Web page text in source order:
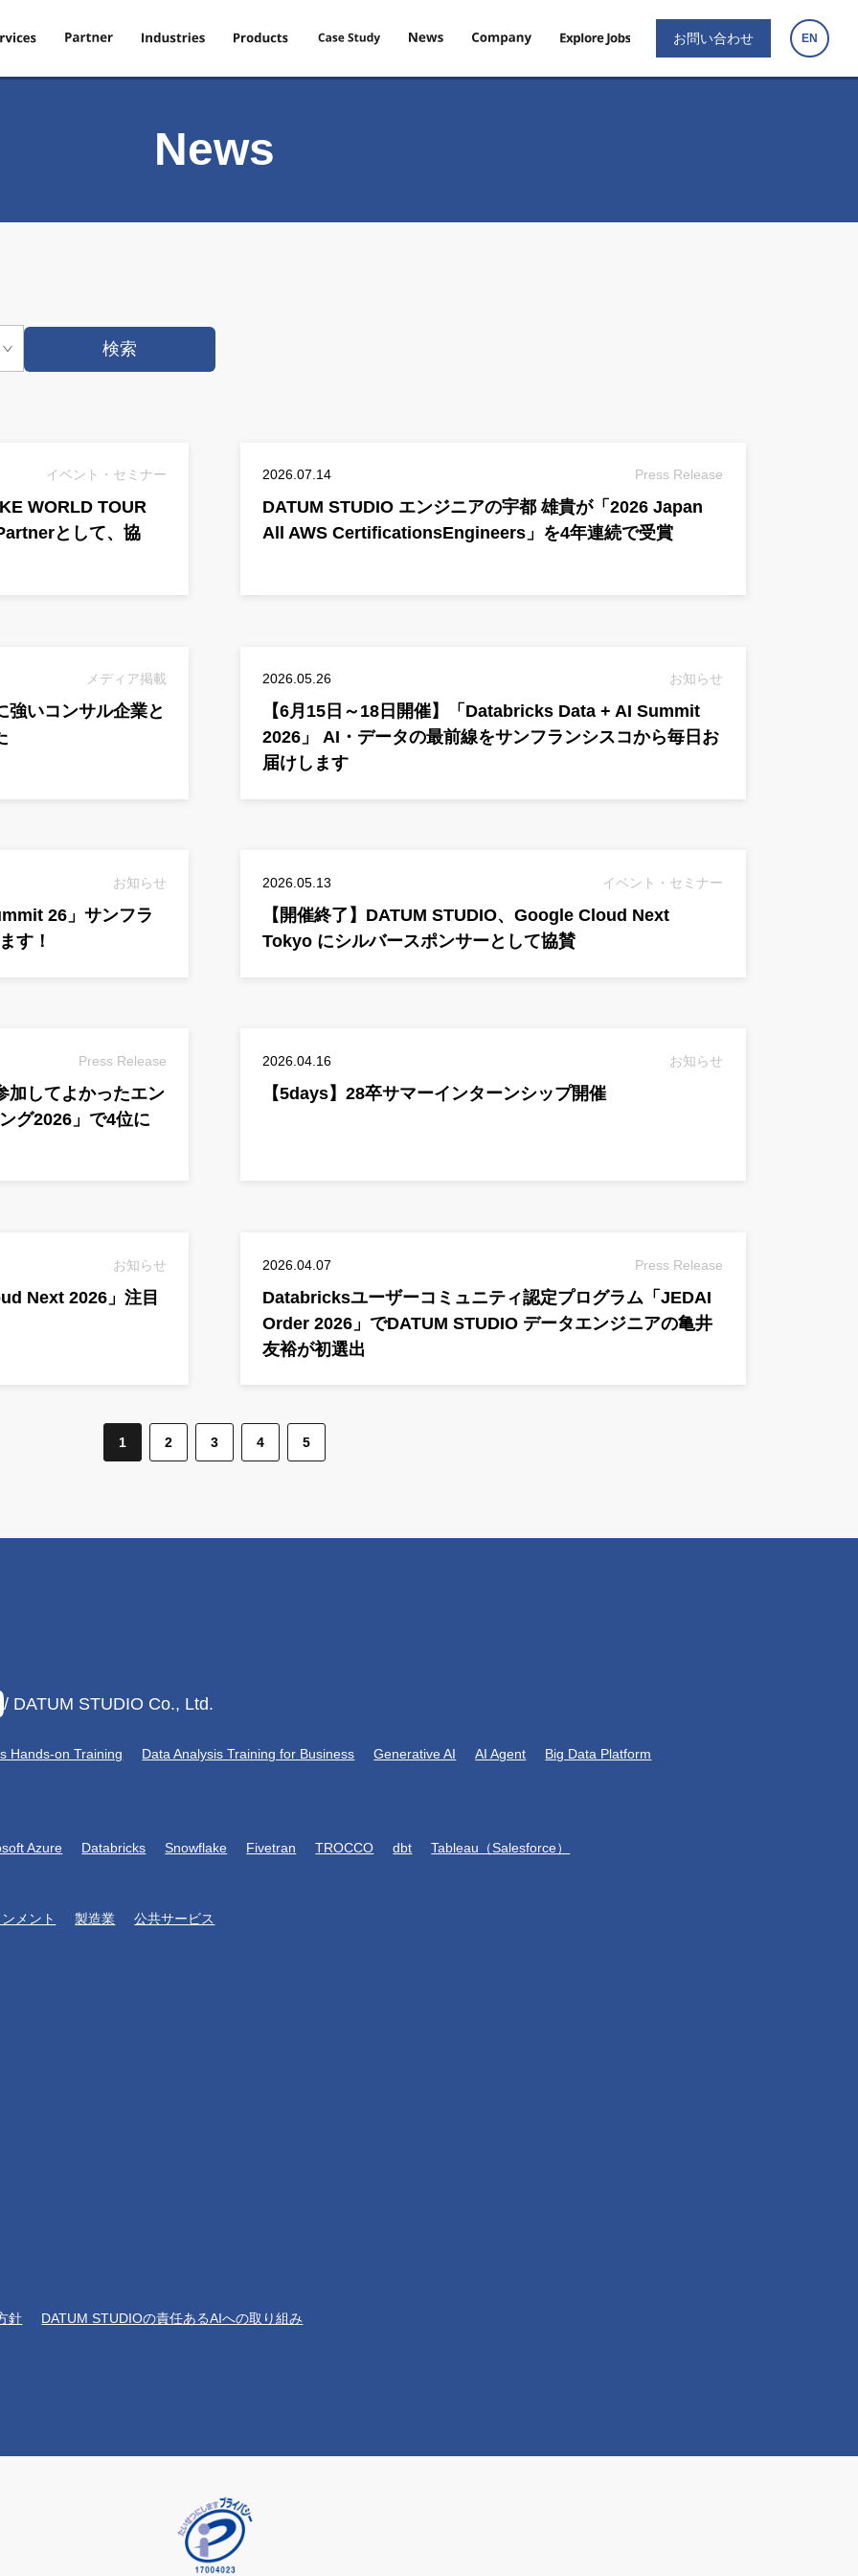
お問い合わせ EN
News
検索
イベント・セミナー
WORLD TOUR
として、協
2026.07.14 Press Release
DATUM STUDIO エンジニアの宇都 雄貴が「2026 Japan
All AWS CertificationsEngineers」を4年連続で受賞
メディア掲載
強いコンサル企業と
2026.05.26 お知らせ
【6月15日～18日開催】「Databricks Data + AI Summit
2026」 AI・データの最前線をサンフランシスコから毎日お
届けします
お知らせ
26」サンフラ
す！
2026.05.13 イベント・セミナー
【開催終了】DATUM STUDIO、Google Cloud Next
Tokyo にシルバースポンサーとして協賛
Press Release
加してよかったエン
グ2026」で4位に
2026.04.16 お知らせ
【5days】28卒サマーインターンシップ開催
お知らせ
Next 2026」注目
2026.04.07 Press Release
Databricksユーザーコミュニティ認定プログラム「JEDAI
Order 2026」でDATUM STUDIO データエンジニアの亀井
友裕が初選出
1 2 3 4 5
/ DATUM STUDIO Co., Ltd.
Hands-on Training Data Analysis Training for Business Generative AI AI Agent Big Data Platform
Azure Databricks Snowflake Fivetran TROCCO dbt Tableau（Salesforce）
メント 製造業 公共サービス
針 DATUM STUDIOの責任あるAIへの取り組み